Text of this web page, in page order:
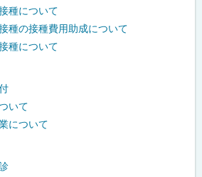
種について
種の接種費用助成について
種について
いて
について